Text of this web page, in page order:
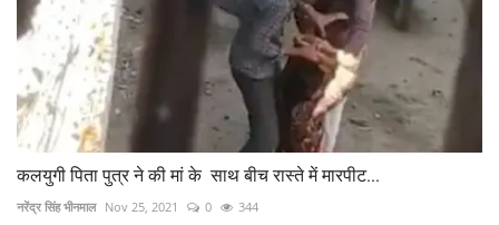
कलयुगी पिता पुत्र ने की मां के साथ बीच रास्ते में मारपीट...
नरेंद्र सिंह भीनमाल Nov 25, 2021 0 344